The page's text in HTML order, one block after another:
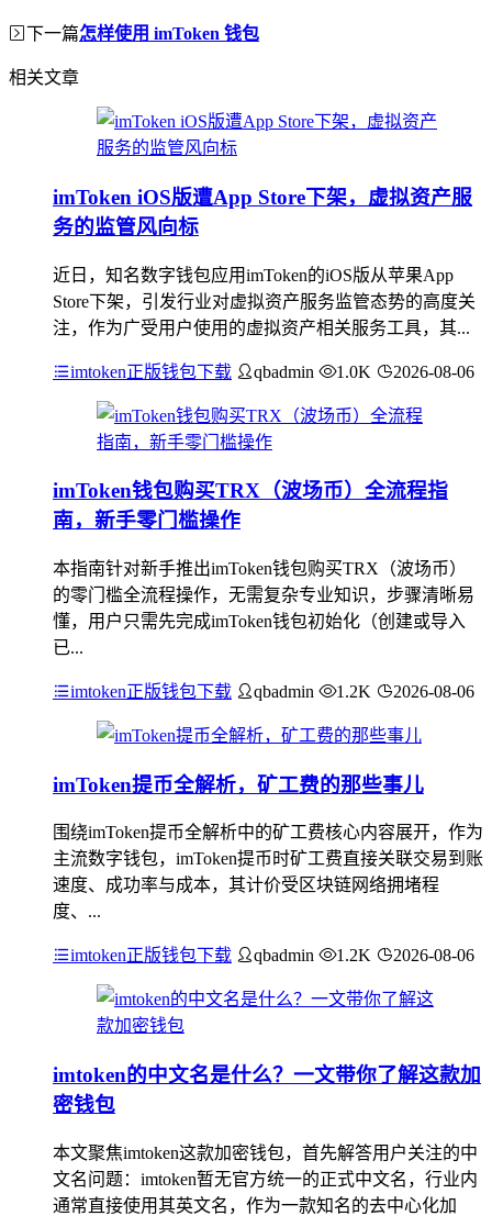
下一篇怎样使用 imToken 钱包
相关文章
imToken iOS版遭App Store下架，虚拟资产服
务的监管风向标
近日，知名数字钱包应用imToken的iOS版从苹果App
Store下架，引发行业对虚拟资产服务监管态势的高度关
注，作为广受用户使用的虚拟资产相关服务工具，其...
imtoken正版钱包下载 qbadmin 1.0K 2026-08-06
imToken钱包购买TRX（波场币）全流程指
南，新手零门槛操作
本指南针对新手推出imToken钱包购买TRX（波场币）
的零门槛全流程操作，无需复杂专业知识，步骤清晰易
懂，用户只需先完成imToken钱包初始化（创建或导入
已...
imtoken正版钱包下载 qbadmin 1.2K 2026-08-06
imToken提币全解析，矿工费的那些事儿
围绕imToken提币全解析中的矿工费核心内容展开，作为
主流数字钱包，imToken提币时矿工费直接关联交易到账
速度、成功率与成本，其计价受区块链网络拥堵程
度、...
imtoken正版钱包下载 qbadmin 1.2K 2026-08-06
imtoken的中文名是什么？一文带你了解这款加
密钱包
本文聚焦imtoken这款加密钱包，首先解答用户关注的中
文名问题：imtoken暂无官方统一的正式中文名，行业内
通常直接使用其英文名，作为一款知名的去中心化加